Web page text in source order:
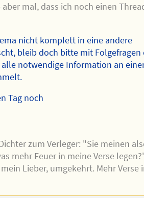
mal, dass ich noch einen
nicht komplett in eine andere
bleib doch bitte mit Folgefragen
alle notwendige Information an
Tag noch
zum Verleger: "Sie meinen
mehr Feuer in meine Verse
Lieber, umgekehrt. Mehr Verse